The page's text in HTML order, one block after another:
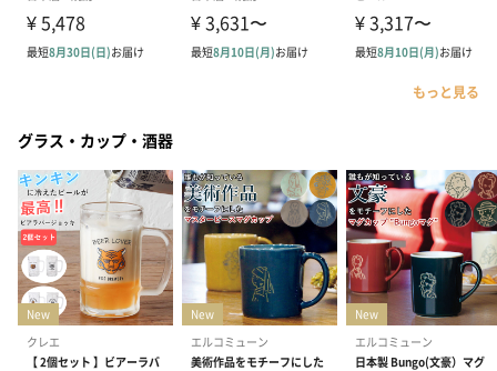
もっと見る
グラス・カップ・酒器